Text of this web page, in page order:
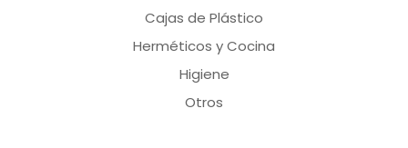
Cajas de Plástico
Herméticos y Cocina
Higiene
Otros